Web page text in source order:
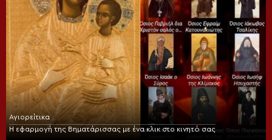
Αγιορείτικα
Η εφαρμογή της Βηματάρισσας με ένα κλικ στο κινητό σας